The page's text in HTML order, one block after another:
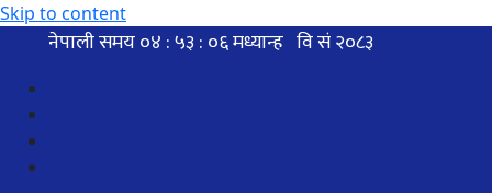
Skip to content